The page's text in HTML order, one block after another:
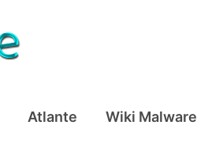
Atlante Wiki Malware